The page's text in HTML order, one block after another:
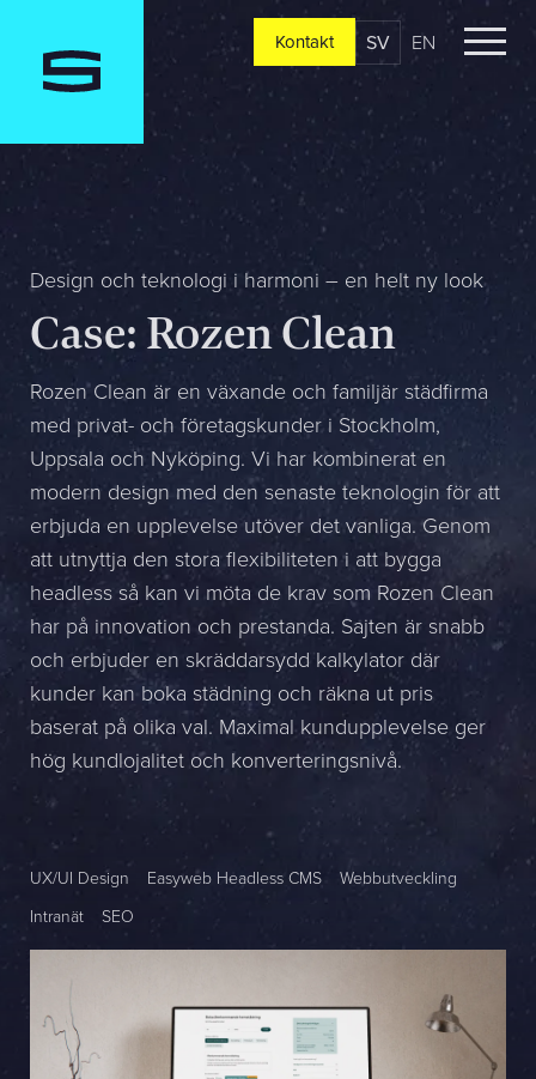
Kontakt
Berätta om er verksamhet, er vision och ert nuläge. Vi
återkommer oftast redan samma dag
Jag är...
Jag vill...
Mitt största problem är...
Namn *
Företag *
E-post *
Telefon *
Skicka meddelande
Kontakt SV EN
Design och teknologi i harmoni – en helt ny look
Case: Rozen Clean
Rozen Clean är en växande och familjär städfirma
med privat- och företagskunder i Stockholm,
Uppsala och Nyköping. Vi har kombinerat en
modern design med den senaste teknologin för att
erbjuda en upplevelse utöver det vanliga. Genom
att utnyttja den stora flexibiliteten i att bygga
headless så kan vi möta de krav som Rozen Clean
har på innovation och prestanda. Sajten är snabb
och erbjuder en skräddarsydd kalkylator där
kunder kan boka städning och räkna ut pris
baserat på olika val. Maximal kundupplevelse ger
hög kundlojalitet och konverteringsnivå.
UX/UI Design Easyweb Headless CMS
Webbutveckling
Intranät
SEO